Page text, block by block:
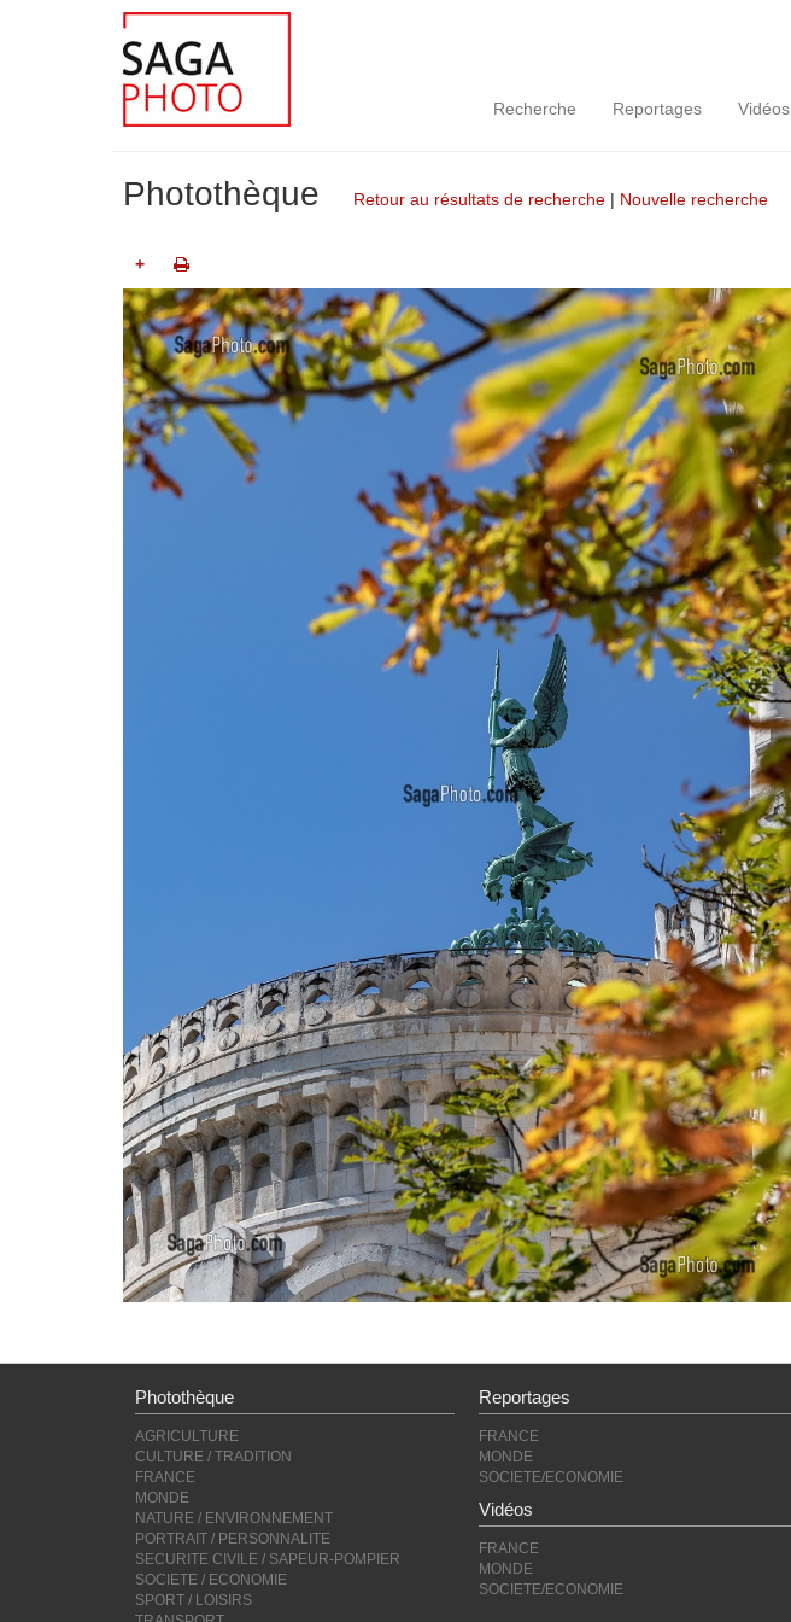
Recherche Reportages Vidéos
Photothèque Retour au résultats de recherche | Nouvelle recherche
+
Photothèque
AGRICULTURE
CULTURE / TRADITION
FRANCE
MONDE
NATURE / ENVIRONNEMENT
PORTRAIT / PERSONNALITE
SECURITE CIVILE / SAPEUR-POMPIER
SOCIETE / ECONOMIE
SPORT / LOISIRS
Reportages
FRANCE
MONDE
SOCIETE/ECONOMIE
Vidéos
FRANCE
MONDE
SOCIETE/ECONOMIE